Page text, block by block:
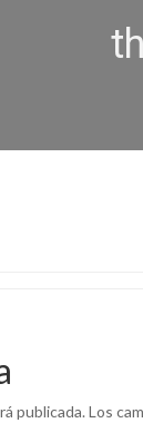
publicada. Los